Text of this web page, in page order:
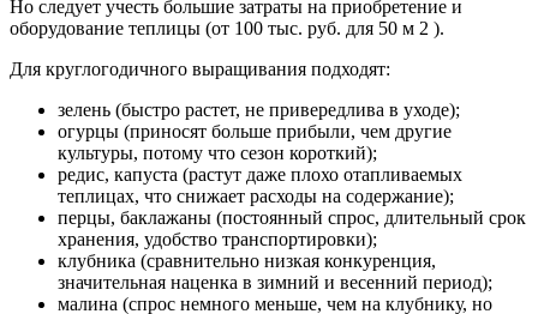
Но следует учесть большие затраты на приобретение и
оборудование теплицы (от 100 тыс. руб. для 50 м 2 ).
Для круглогодичного выращивания подходят:
зелень (быстро растет, не привередлива в уходе);
огурцы (приносят больше прибыли, чем другие
культуры, потому что сезон короткий);
редис, капуста (растут даже плохо отапливаемых
теплицах, что снижает расходы на содержание);
перцы, баклажаны (постоянный спрос, длительный срок
хранения, удобство транспортировки);
клубника (сравнительно низкая конкуренция,
значительная наценка в зимний и весенний период);
малина (спрос немного меньше, чем на клубнику, но